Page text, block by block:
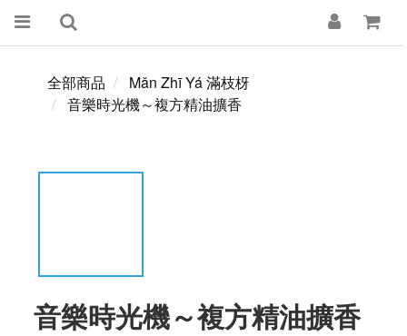
全部商品
Mǎn Zhī Yá 滿枝枒
音樂時光機～複方精油擴香
音樂時光機～複方精油擴香